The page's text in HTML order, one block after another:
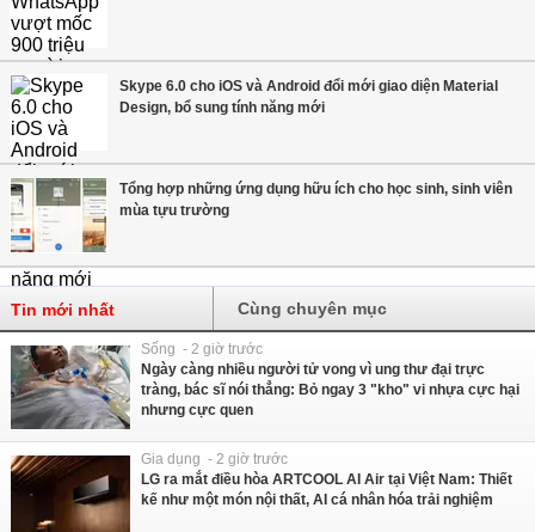
Skype 6.0 cho iOS và Android đổi mới giao diện Material
Design, bổ sung tính năng mới
Tổng hợp những ứng dụng hữu ích cho học sinh, sinh viên
mùa tựu trường
Tin mới nhất Cùng chuyên mục
Sống - 2 giờ trước
Ngày càng nhiều người tử vong vì ung thư đại trực
tràng, bác sĩ nói thẳng: Bỏ ngay 3 "kho" vi nhựa cực hại
nhưng cực quen
Gia dụng - 2 giờ trước
LG ra mắt điều hòa ARTCOOL AI Air tại Việt Nam: Thiết
kế như một món nội thất, AI cá nhân hóa trải nghiệm